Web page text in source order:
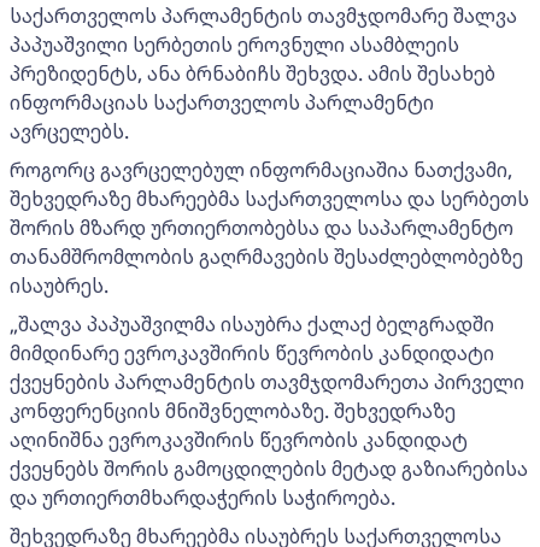
საქართველოს პარლამენტის თავმჯდომარე შალვა
პაპუაშვილი სერბეთის ეროვნული ასამბლეის
პრეზიდენტს, ანა ბრნაბიჩს შეხვდა. ამის შესახებ
ინფორმაციას საქართველოს პარლამენტი
ავრცელებს.
როგორც გავრცელებულ ინფორმაციაშია ნათქვამი,
შეხვედრაზე მხარეებმა საქართველოსა და სერბეთს
შორის მზარდ ურთიერთობებსა და საპარლამენტო
თანამშრომლობის გაღრმავების შესაძლებლობებზე
ისაუბრეს.
„შალვა პაპუაშვილმა ისაუბრა ქალაქ ბელგრადში
მიმდინარე ევროკავშირის წევრობის კანდიდატი
ქვეყნების პარლამენტის თავმჯდომარეთა პირველი
კონფერენციის მნიშვნელობაზე. შეხვედრაზე
აღინიშნა ევროკავშირის წევრობის კანდიდატ
ქვეყნებს შორის გამოცდილების მეტად გაზიარებისა
და ურთიერთმხარდაჭერის საჭიროება.
შეხვედრაზე მხარეებმა ისაუბრეს საქართველოსა